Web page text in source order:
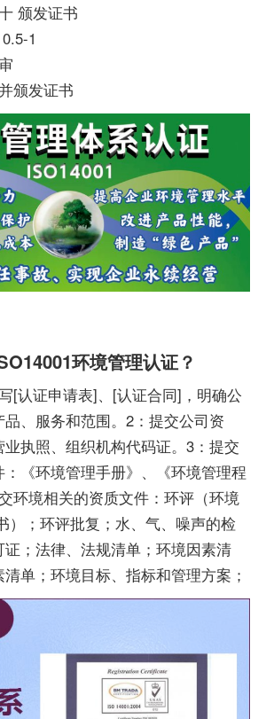
颁发证书
1
颁发证书
环境管理认证？
[认证申请表]、[认证合同]，明确公
、服务和范围。2：提交公司资
执照、组织机构代码证。3：提交
《环境管理手册》、《环境管理程
环境相关的资质文件：环评（环境
）；环评批复；水、气、噪声的检
；法律、法规清单；环境因素清
单；环境目标、指标和管理方案；